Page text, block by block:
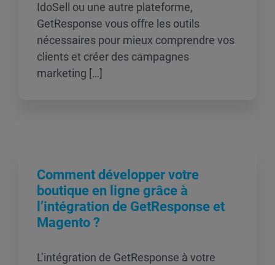
IdoSell ou une autre plateforme,
GetResponse vous offre les outils
nécessaires pour mieux comprendre vos
clients et créer des campagnes
marketing […]
Comment développer votre
boutique en ligne grâce à
l’intégration de GetResponse et
Magento ?
L’intégration de GetResponse à votre